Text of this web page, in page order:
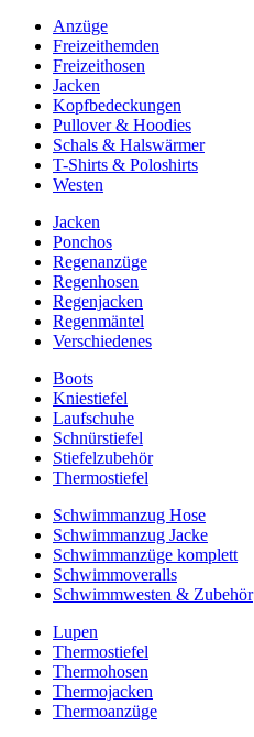
Anzüge
Freizeithemden
Freizeithosen
Jacken
Kopfbedeckungen
Pullover & Hoodies
Schals & Halswärmer
T-Shirts & Poloshirts
Westen
Jacken
Ponchos
Regenanzüge
Regenhosen
Regenjacken
Regenmäntel
Verschiedenes
Boots
Kniestiefel
Laufschuhe
Schnürstiefel
Stiefelzubehör
Thermostiefel
Schwimmanzug Hose
Schwimmanzug Jacke
Schwimmanzüge komplett
Schwimmoveralls
Schwimmwesten & Zubehör
Lupen
Thermostiefel
Thermohosen
Thermojacken
Thermoanzüge